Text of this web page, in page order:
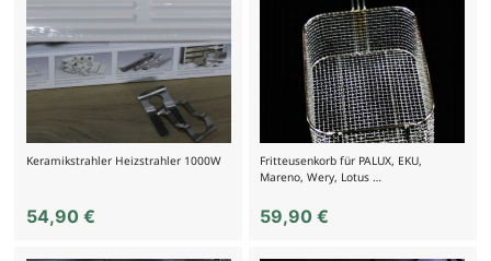
Keramikstrahler Heizstrahler 1000W
54,90 €
Fritteusenkorb für PALUX, EKU,
Mareno, Wery, Lotus …
59,90€